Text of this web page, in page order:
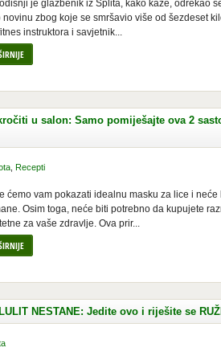
je glazbenik iz Splita, kako kaže, odrekao
novinu zbog koje se smršavio više od šezdeset
instruktora i savjetnik...
u salon: Samo pomiješajte ova 2
Recepti
ćemo vam pokazati idealnu masku za lice i
Osim toga, neće biti potrebno da kupujete
za vaše zdravlje. Ova prir...
NESTANE: Jedite ovo i riješite se